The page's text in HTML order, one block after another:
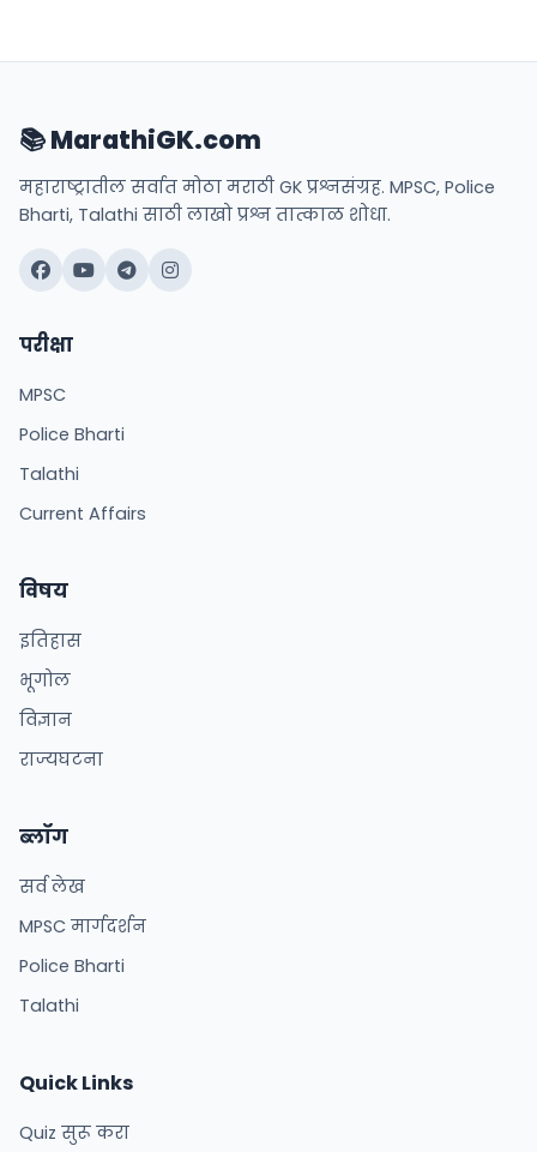
📚 MarathiGK.com
महाराष्ट्रातील सर्वात मोठा मराठी GK प्रश्नसंग्रह. MPSC, Police
Bharti, Talathi साठी लाखो प्रश्न तात्काळ शोधा.
परीक्षा
MPSC
Police Bharti
Talathi
Current Affairs
विषय
इतिहास
भूगोल
विज्ञान
राज्यघटना
ब्लॉग
सर्व लेख
MPSC मार्गदर्शन
Police Bharti
Talathi
Quick Links
Quiz सुरू करा